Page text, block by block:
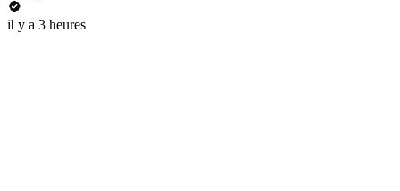
il y a 3 heures